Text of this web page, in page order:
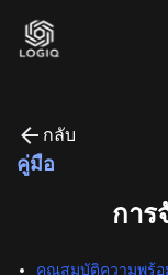
กลับ
คู่มือ
การ
คุณสมบัติความพร้อ